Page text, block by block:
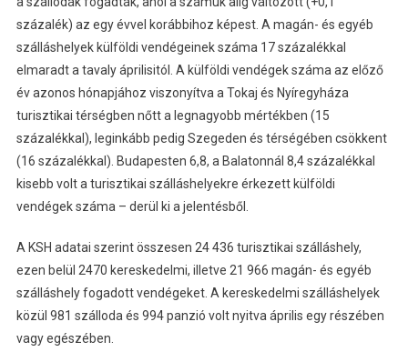
százalék) az egy évvel korábbihoz képest. A magán- és egyéb
szálláshelyek külföldi vendégeinek száma 17 százalékkal
elmaradt a tavaly áprilisitól. A külföldi vendégek száma az előző
év azonos hónapjához viszonyítva a Tokaj és Nyíregyháza
turisztikai térségben nőtt a legnagyobb mértékben (15
százalékkal), leginkább pedig Szegeden és térségében csökkent
(16 százalékkal). Budapesten 6,8, a Balatonnál 8,4 százalékkal
kisebb volt a turisztikai szálláshelyekre érkezett külföldi
vendégek száma – derül ki a jelentésből.
A KSH adatai szerint összesen 24 436 turisztikai szálláshely,
ezen belül 2470 kereskedelmi, illetve 21 966 magán- és egyéb
szálláshely fogadott vendégeket. A kereskedelmi szálláshelyek
közül 981 szálloda és 994 panzió volt nyitva április egy részében
vagy egészében.